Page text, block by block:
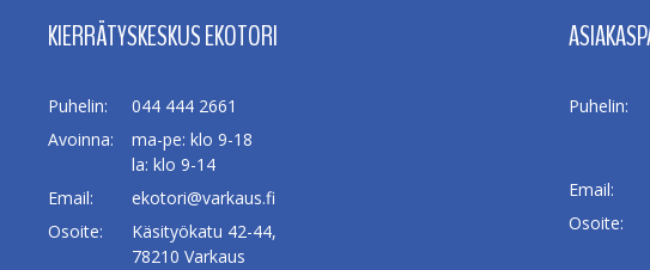
KIERRÄTYSKESKUS EKOTORI
Puhelin:
044 444 2661
Avoinna:
ma-pe: klo 9-18
la: klo 9-14
Email:
ekotori@varkaus.fi
Osoite:
Käsityökatu 42-44,
78210 Varkaus
Puhelin:
Email:
Osoite: